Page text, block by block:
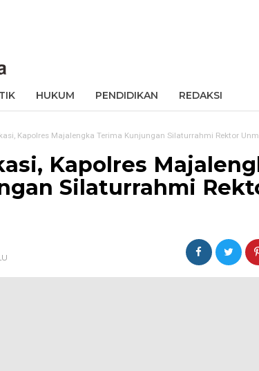
HUKUM PENDIDIKAN REDAKSI
Kapolres Majalengka Terima Kunjungan Silaturrahmi Rektor
Kapolres
Silaturrahmi